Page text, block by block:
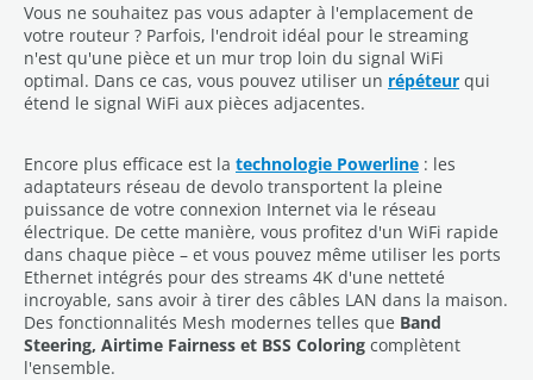
Vous ne souhaitez pas vous adapter à l'emplacement de
votre routeur ? Parfois, l'endroit idéal pour le streaming
n'est qu'une pièce et un mur trop loin du signal WiFi
optimal. Dans ce cas, vous pouvez utiliser un répéteur qui
étend le signal WiFi aux pièces adjacentes.
Encore plus efficace est la technologie Powerline : les
adaptateurs réseau de devolo transportent la pleine
puissance de votre connexion Internet via le réseau
électrique. De cette manière, vous profitez d'un WiFi rapide
dans chaque pièce – et vous pouvez même utiliser les ports
Ethernet intégrés pour des streams 4K d'une netteté
incroyable, sans avoir à tirer des câbles LAN dans la maison.
Des fonctionnalités Mesh modernes telles que Band
Steering, Airtime Fairness et BSS Coloring complètent
l'ensemble.